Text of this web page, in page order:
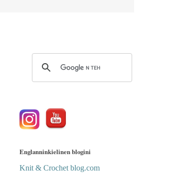
Englanninkielinen blogini
Knit & Crochet blog.com